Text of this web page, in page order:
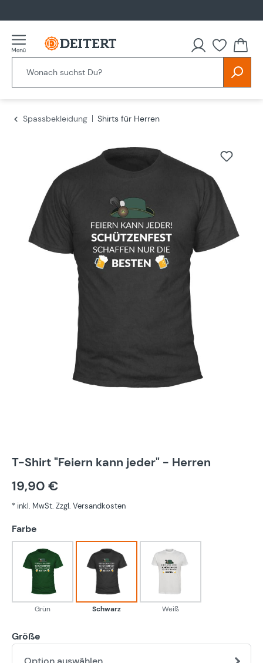
Spassbekleidung
Shirts für Herren
T-Shirt "Feiern kann jeder" - Herren
19,90 €
* inkl. MwSt. Zzgl. Versandkosten
Farbe
Grün
Grün
Schwarz
Schwarz Weiß
Größe